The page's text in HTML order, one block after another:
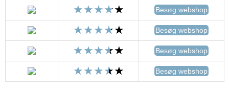
Besøg webshop
Besøg webshop
Besøg webshop
Besøg webshop